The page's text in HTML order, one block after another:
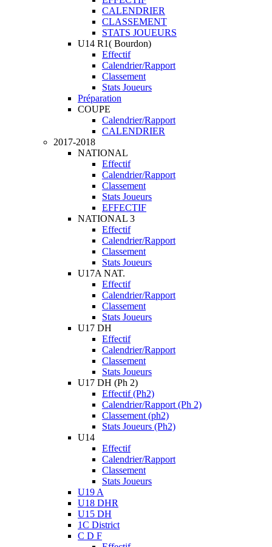
CALENDRIER
CLASSEMENT
STATS JOUEURS
U14 R1( Bourdon)
Effectif
Calendrier/Rapport
Classement
Stats Joueurs
Préparation
COUPE
Calendrier/Rapport
CALENDRIER
2017-2018
NATIONAL
Effectif
Calendrier/Rapport
Classement
Stats Joueurs
EFFECTIF
NATIONAL 3
Effectif
Calendrier/Rapport
Classement
Stats Joueurs
U17A NAT.
Effectif
Calendrier/Rapport
Classement
Stats Joueurs
U17 DH
Effectif
Calendrier/Rapport
Classement
Stats Joueurs
U17 DH (Ph 2)
Effectif (Ph2)
Calendrier/Rapport (Ph 2)
Classement (ph2)
Stats Joueurs (Ph2)
U14
Effectif
Calendrier/Rapport
Classement
Stats Joueurs
U19 A
U18 DHR
U15 DH
1C District
C D F